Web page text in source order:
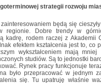
strategii rozwoju
będą się
regionie. Dobre trendy w
kadrę, rodem raczej z Akademii
efektem kształcenia jest to, co
wykształceniem mają
studiów. Są to jednostki
Rynek pracy funkcjonuje
było przepracować w jednym
się. Tu upatruję właśnie